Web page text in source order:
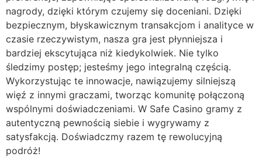
nagrody, dzięki którym czujemy się doceniani. Dzięki
bezpiecznym, błyskawicznym transakcjom i analityce w
czasie rzeczywistym, nasza gra jest płynniejsza i
bardziej ekscytująca niż kiedykolwiek. Nie tylko
śledzimy postęp; jesteśmy jego integralną częścią.
Wykorzystując te innowacje, nawiązujemy silniejszą
więź z innymi graczami, tworząc komunitę połączoną
wspólnymi doświadczeniami. W Safe Casino gramy z
autentyczną pewnością siebie i wygrywamy z
satysfakcją. Doświadczmy razem tę rewolucyjną
podróż!